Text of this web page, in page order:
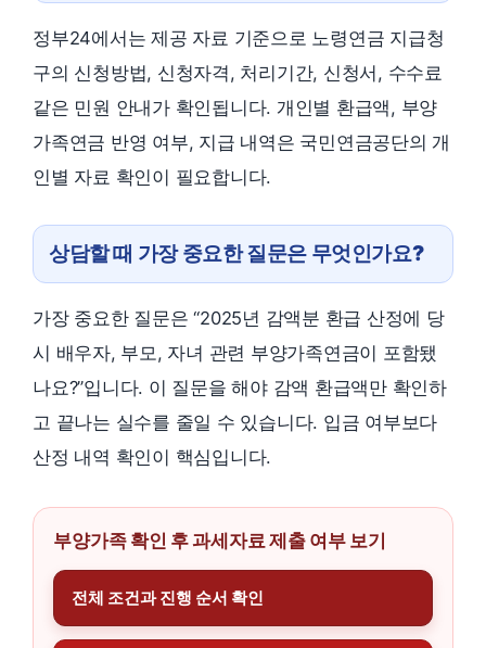
정부24에서는 제공 자료 기준으로 노령연금 지급청
구의 신청방법, 신청자격, 처리기간, 신청서, 수수료
같은 민원 안내가 확인됩니다. 개인별 환급액, 부양
가족연금 반영 여부, 지급 내역은 국민연금공단의 개
인별 자료 확인이 필요합니다.
상담할 때 가장 중요한 질문은 무엇인가요?
가장 중요한 질문은 “2025년 감액분 환급 산정에 당
시 배우자, 부모, 자녀 관련 부양가족연금이 포함됐
나요?”입니다. 이 질문을 해야 감액 환급액만 확인하
고 끝나는 실수를 줄일 수 있습니다. 입금 여부보다
산정 내역 확인이 핵심입니다.
부양가족 확인 후 과세자료 제출 여부 보기
전체 조건과 진행 순서 확인